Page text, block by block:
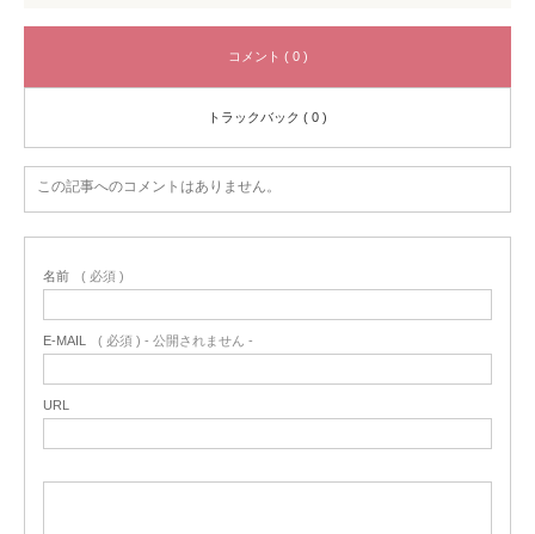
コメント ( 0 )
トラックバック ( 0 )
この記事へのコメントはありません。
名前 ( 必須 )
E-MAIL ( 必須 ) - 公開されません -
URL